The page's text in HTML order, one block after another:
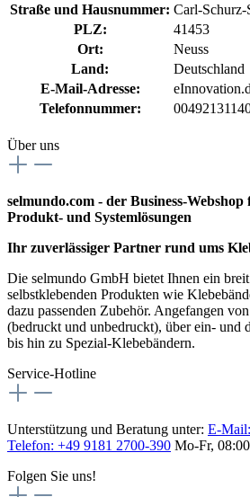
Straße und Hausnummer: Carl-Schurz-
PLZ:
41453
Ort:
Neuss
Land:
Deutschland
E-Mail-Adresse:
Telefonnummer:
Über uns
selmundo.com - der Business-
Produkt- und Systemlösungen
Ihr zuverlässiger Partner rund ums
Die selmundo GmbH bietet Ihnen ein
selbstklebenden Produkten wie
dazu passenden Zubehör. Angefangen
(bedruckt und unbedruckt), über ein- und
bis hin zu Spezial-Klebebändern.
Service-Hotline
Unterstützung und Beratung unter: E-Mail:
Telefon: +49 9181 2700-390 Mo-Fr,
Folgen Sie uns!